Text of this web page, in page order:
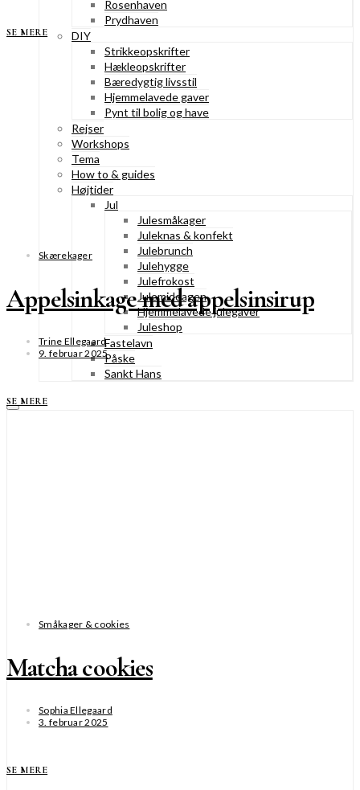
Rosenhaven
Prydhaven
DIY
Strikkeopskrifter
Hækleopskrifter
Bæredygtig livsstil
Hjemmelavede gaver
Pynt til bolig og have
Rejser
Workshops
Tema
How to & guides
Højtider
Jul
Julesmåkager
Juleknas & konfekt
Julebrunch
Julehygge
Julefrokost
Julemiddagen
Hjemmelavede julegaver
Juleshop
Fastelavn
Påske
Sankt Hans
SE MERE
Skærekager
Appelsinkage med appelsinsirup
Trine Ellegaard
9. februar 2025
SE MERE
Småkager & cookies
Matcha cookies
Sophia Ellegaard
3. februar 2025
SE MERE